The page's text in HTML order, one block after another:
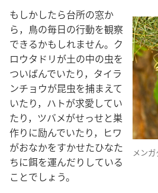
メンガ
もしか​し​たら​台所​の​窓​か
ら，鳥​の​毎日​の​行動​を​観察​
できる​か​も​しれ​ませ​ん。ク
ロウタドリ​が​土​の​中​の​虫​を​
ついばん​で​い​たり，タイラ
ンチョウ​が​昆虫​を​捕まえ​て​
い​たり，ハト​が​求愛​し​て​い
たり，ツバメ​が​せっせ​と​巣
作り​に​励ん​で​い​たり，ヒワ​
が​おなか​を​すか​せ​た​ひな​た
ち​に​餌​を​運ん​だり​し​て​いる​
こと​でしょ​う。